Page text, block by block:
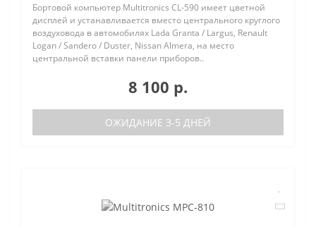
Бортовой компьютер Multitronics CL-590 имеет цветной
дисплей и устанавливается вместо центрального круглого
воздуховода в автомобилях Lada Granta / Largus, Renault
Logan / Sandero / Duster, Nissan Almera, на место
центральной вставки панели приборов..
8 100 р.
ОЖИДАНИЕ 3-5 ДНЕЙ